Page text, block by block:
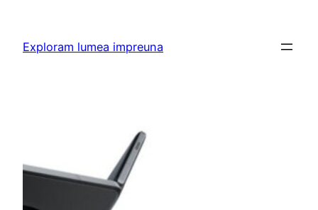
content
Exploram lumea impreuna